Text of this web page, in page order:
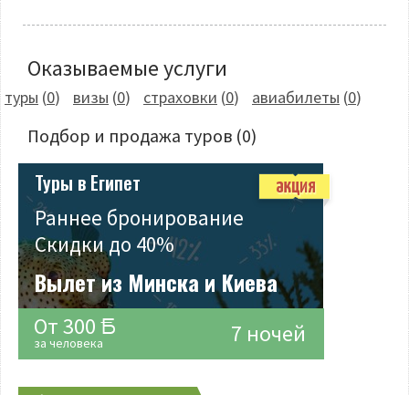
Оказываемые услуги
туры (0) визы (0) страховки (0) авиабилеты (0)
Подбор и продажа туров (0)
Туры в Египет
Раннее бронирование
Скидки до 40%
Вылет из Минска и Киева
От 300
за человека 7 ночей